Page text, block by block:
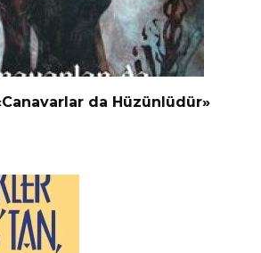
da Hüzünlüdür»